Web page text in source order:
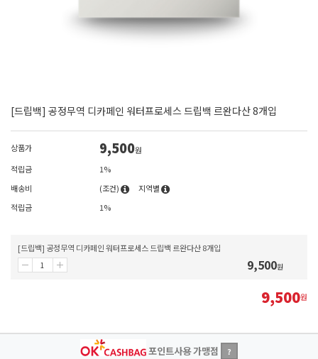
[드립백] 공정무역 디카페인 워터프로세스 드립백 르완다산 8개입
상품가 9,500원
적립금
1%
배송비
(조건)
지역별
적립금
1%
[드립백] 공정무역 디카페인 워터프로세스 드립백 르완다산 8개입
9,500원
9,500원
포인트사용 가맹점 ?